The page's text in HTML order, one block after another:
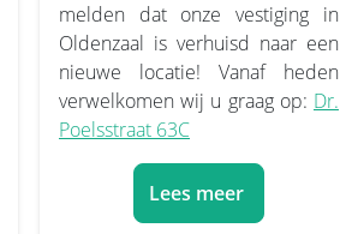
melden dat onze vestiging in
Oldenzaal is verhuisd naar een
nieuwe locatie! Vanaf heden
verwelkomen wij u graag op: Dr.
Poelsstraat 63C
Lees meer